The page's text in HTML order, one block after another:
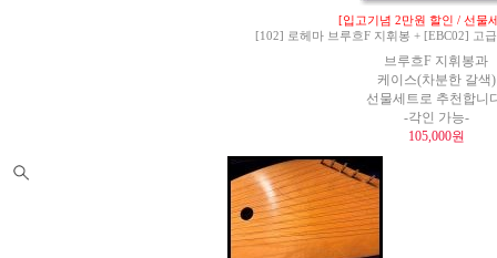
[입고기념 2만원 할인 / 선물
[102] 로헤마 브루흐F 지휘봉 + [EBC02] 고
브루흐F 지휘봉과
케이스(차분한 갈색)
선물세트로 추천합니
-각인 가능-
105,000원